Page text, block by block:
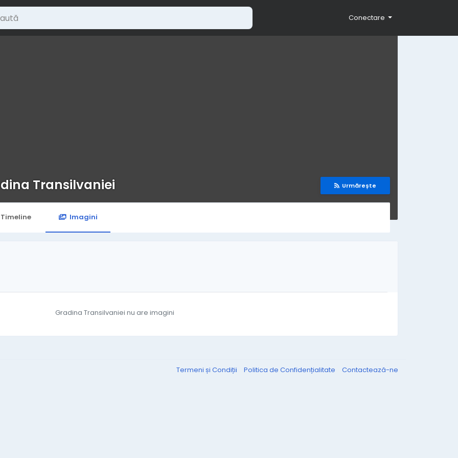
Conectare
Transilvaniei Urmărește
Timeline Imagini
Gradina Transilvaniei nu are imagini
Termeni și Condiții Politica de Confidențialitate Contactează-ne